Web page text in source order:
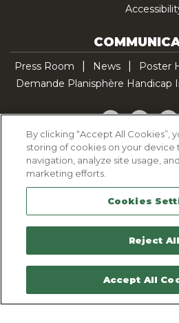
Press Room News
Poster
Demande Planisphère Handicap
Facebook
Cookie
Legal
Sitemap
Contactez-
By clicking “Accept All Cookies”,
storing of cookies on your device
navigation, analyze site usage,
marketing efforts.
Cookies
Reject All
Accept All